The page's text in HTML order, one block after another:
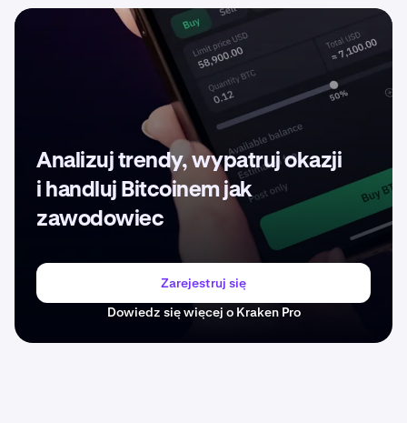
Analizuj trendy, wypatruj okazji
i handluj Bitcoinem jak
zawodowiec
Zarejestruj się
Dowiedz się więcej o Kraken Pro